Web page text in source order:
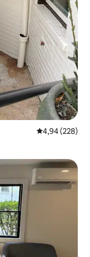
Средна
4,94 (228)